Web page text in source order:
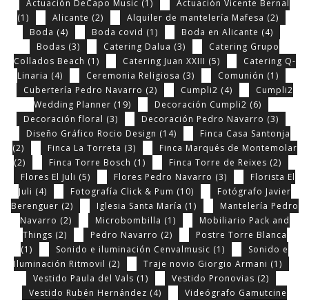
Actuación DeCapo Music (1)
Actuación Vicente Bernal
(1)
Alicante (2) Alquiler de mantelería Mafesa (2)
Boda (4) Boda covid (1) Boda en Alicante (4)
Bodas (3) Catering Dalua (3)
Catering Grupo
Collados Beach (1) Catering Juan XXIII (5)
Catering Q-
Linaria (4) Ceremonia Religiosa (3) Comunión (1)
Cubertería Pedro Navarro (2) Cumpli2 (4)
Cumpli2
Wedding Planner (19) Decoración Cumpli2 (6)
Decoración floral (3) Decoración Pedro Navarro (3)
Diseño Gráfico Rocio Design (14)
Finca Casa Santonja
(2)
Finca La Torreta (3)
Finca Marqués de Montemolar
(2)
Finca Torre Bosch (1) Finca Torre de Reixes (2)
Flores El Juli (5) Flores Pedro Navarro (3)
Florista El
Juli (4) Fotografía Click & Pum (10)
Fotógrafo Javier
Berenguer (2) Iglesia Santa María (1)
Mantelería Pedro
Navarro (2) Microbombilla (1)
Mobiliario Pack and
Things (2) Pedro Navarro (2)
Postre Torre Blanca
(1)
Sonido e iluminación Cenvalmusic (1)
Sonido e
Iluminación Ritmovil (2) Traje novio Giorgio Armani (1)
Vestido Paula del Vals (1) Vestido Pronovias (2)
Vestido Rubén Hernández (4)
Videógrafo Gamutcine